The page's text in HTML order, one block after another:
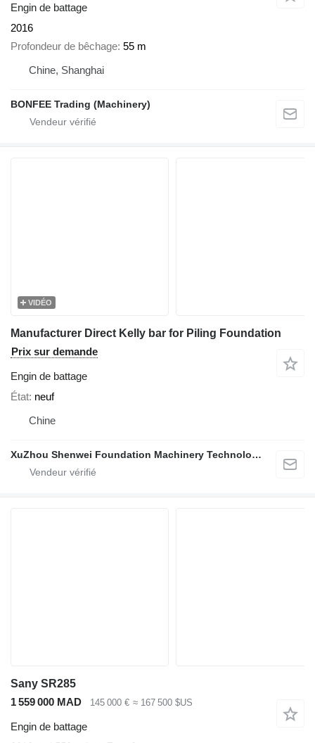
Engin de battage
2016
Profondeur de bêchage 55 m
Chine, Shanghai
BONFEE Trading (Machinery)
VIDÉO
Manufacturer Direct Kelly bar for Piling Foundation
Prix sur demande
Engin de battage
État neuf
Chine
XuZhou Shenwei Foundation Machinery Technology
Sany SR285
1 559 000 MAD
145 000 € ≈ 167 500 $US
Engin de battage